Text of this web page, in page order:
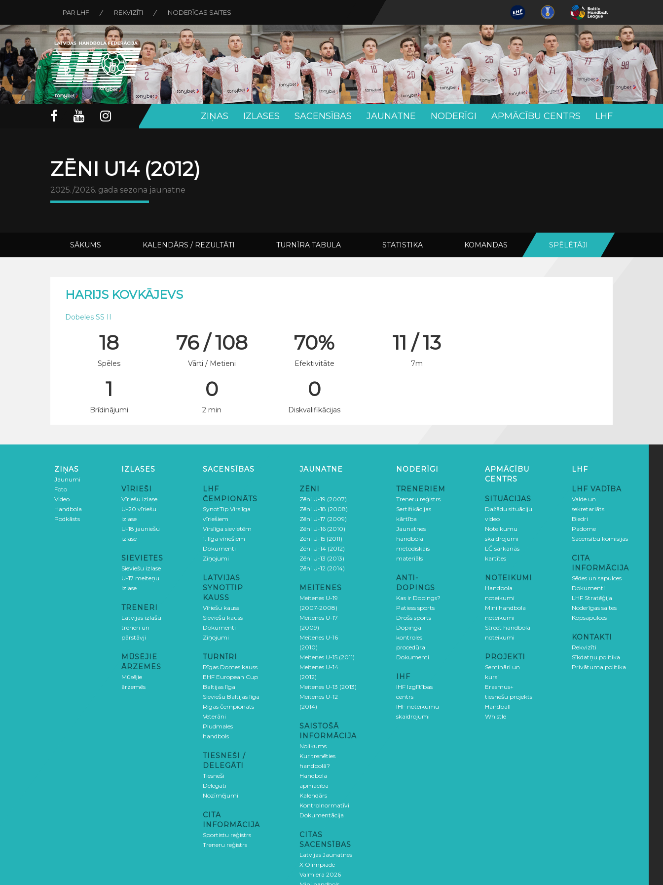
PAR LHF REKVIZĪTI NODERĪGAS SAITES
ZIŅAS IZLASES SACENSĪBAS JAUNATNE NODERĪGI APMĀCĪBU CENTRS LHF
ZĒNI U14 (2012)
2025./2026. gada sezona jaunatne
SĀKUMS KALENDĀRS / REZULTĀTI TURNĪRA TABULA STATISTIKA KOMANDAS SPĒLĒTĀJI
HARIJS KOVKĀJEVS
Dobeles SS II
18
Spēles
76 / 108
Vārti / Metieni
70%
Efektivitāte
11 / 13
7m
1
Brīdinājumi
0
2 min
0
Diskvalifikācijas
ZIŅAS
Jaunumi
Foto
Video
Handbola
Podkāsts
IZLASES
VĪRIEŠI
Vīriešu izlase
U-20 vīriešu
izlase
U-18 jauniešu
izlase
SIEVIETES
Sieviešu izlase
U-17 meiteņu
izlase
TRENERI
Latvijas izlašu
treneri un
pārstāvji
MŪSĒJIE
ĀRZEMĒS
Mūsējie
ārzemēs
SACENSĪBAS
LHF
ČEMPIONĀTS
SynotTip Virslīga
vīriešiem
Virslīga sievietēm
1. līga vīriešiem
Dokumenti
Ziņojumi
LATVIJAS
SYNOTTIP
KAUSS
Vīriešu kauss
Sieviešu kauss
Dokumenti
Ziņojumi
TURNĪRI
Rīgas Domes kauss
EHF European Cup
Baltijas līga
Sieviešu Baltijas līga
Rīgas čempionāts
Veterāni
Pludmales
handbols
TIESNEŠI /
DELEGĀTI
Tiesneši
Delegāti
Nozīmējumi
CITA
INFORMĀCIJA
Sportistu reģistrs
Treneru reģistrs
JAUNATNE
ZĒNI
Zēni U-19 (2007)
Zēni U-18 (2008)
Zēni U-17 (2009)
Zēni U-16 (2010)
Zēni U-15 (2011)
Zēni U-14 (2012)
Zēni U-13 (2013)
Zēni U-12 (2014)
MEITENES
Meitenes U-19
(2007-2008)
Meitenes U-17
(2009)
Meitenes U-16
(2010)
Meitenes U-15 (2011)
Meitenes U-14
(2012)
Meitenes U-13 (2013)
Meitenes U-12
(2014)
SAISTOŠĀ
INFORMĀCIJA
Nolikums
Kur trenēties
handbolā?
Handbola
apmācība
Kalendārs
Kontrolnormatīvi
Dokumentācija
CITAS
SACENSĪBAS
Latvijas Jaunatnes
X Olimpiāde
Valmiera 2026
NODERĪGI
TRENERIEM
Treneru reģistrs
Sertifikācijas
kārtība
Jaunatnes
handbola
metodiskais
materiāls
ANTI-
DOPINGS
Kas ir Dopings?
Patiess sports
Drošs sports
Dopinga
kontroles
procedūra
Dokumenti
IHF
IHF Izglītības
centrs
IHF noteikumu
skaidrojumi
APMĀCĪBU
CENTRS
SITUĀCIJAS
Dažādu situāciju
video
Noteikumu
skaidrojumi
LČ sarkanās
kartītes
NOTEIKUMI
Handbola
noteikumi
Mini handbola
noteikumi
Street handbola
noteikumi
PROJEKTI
Semināri un
kursi
Erasmus+
tiesnešu projekts
Handball
Whistle
LHF
LHF VADĪBA
Valde un
sekretariāts
Biedri
Padome
Sacensību komisijas
CITA
INFORMĀCIJA
Sēdes un sapulces
Dokumenti
LHF Stratēģija
Noderīgas saites
Kopsapulces
KONTAKTI
Rekvizīti
Sīkdatņu politika
Privātuma politika